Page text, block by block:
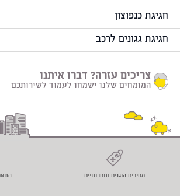
חגיגת כנפוצון
חגיגת גגונים לרכב
צריכים עזרה? דברו איתנו
המומחים שלנו ישמחו לעמוד לשירותכם
מחירים הוגנים ותחרותיים